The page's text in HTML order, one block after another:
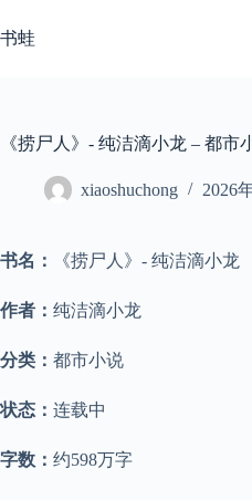
至
书蛙
《捞尸人》- 纯洁滴小龙 – 都市
xiaoshuchong 2026
书名： 《捞尸人》- 纯洁滴小龙
作者： 纯洁滴小龙
分类： 都市小说
状态： 连载中
字数： 约598万字